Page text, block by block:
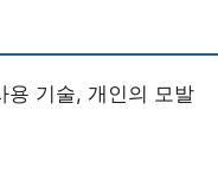
용 기술, 개인의 모발